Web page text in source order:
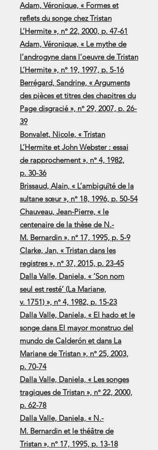
Adam, Véronique, « Formes et
reflets du songe chez Tristan
L’Hermite », n° 22, 2000, p. 47-61
Adam, Véronique, « Le mythe de
l’androgyne dans l’oeuvre de Tristan
L’Hermite », n° 19, 1997, p. 5-16
Berrégard, Sandrine, « Arguments
des pièces et titres des chapitres du
Page disgracié », n° 29, 2007, p. 26-
39
Bonvalet, Nicole, « Tristan
L’Hermite et John Webster : essai
de rapprochement », n° 4, 1982,
p. 30-36
Brissaud, Alain, « L’ambiguïté de la
sultane sœur », n° 18, 1996, p. 50-54
Chauveau, Jean-Pierre, « le
centenaire de la thèse de N.-
M. Bernardin », n° 17, 1995, p. 5-9
Clarke, Jan, « Tristan dans les
registres », n° 37, 2015, p. 23-45
Dalla Valle, Daniela, « ’Son nom
seul est resté’ (La Mariane,
v. 1751) », n° 4, 1982, p. 15-23
Dalla Valle, Daniela, « El hado et le
songe dans El mayor monstruo del
mundo de Calderón et dans La
Mariane de Tristan », n° 25, 2003,
p. 70-74
Dalla Valle, Daniela, « Les songes
tragiques de Tristan », n° 22, 2000,
p. 62-78
Dalla Valle, Daniela, « N.-
M. Bernardin et le théâtre de
Tristan », n° 17, 1995, p. 13-18